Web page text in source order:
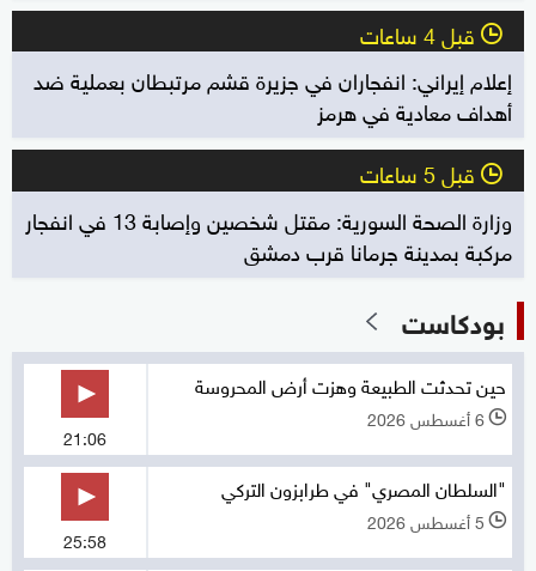
l قبل 4 ساعات
إعلام إيراني: انفجاران في جزيرة قشم مرتبطان بعملية ضد
أهداف معادية في هرمز
l قبل 5 ساعات
وزارة الصحة السورية: مقتل شخصين وإصابة 13 في انفجار
مركبة بمدينة جرمانا قرب دمشق
بودكاست
حين تحدثت الطبيعة وهزت أرض المحروسة
l 6 أغسطس 2026
21:06
"السلطان المصري" في طرابزون التركي
l 5 أغسطس 2026
25:58